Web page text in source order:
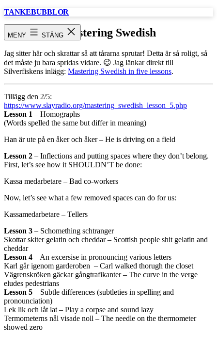
Hoppa
TANKEBUBBLOR
MENY STÄNGMastering Swedish
Jag sitter här och skrattar så att tårarna sprutar! Detta är så roligt, så
det måste ju bara spridas vidare. 😉 Jag länkar direkt till
Silverfiskens inlägg: Mastering Swedish in five lessons.
Tillägg den 2/5:
https://www.slayradio.org/mastering_swedish_lesson_5.php
Lesson 1 – Homographs
(Words spelled the same but differ in meaning)
Han är ute på en åker och åker – He is driving on a field
Lesson 2 – Inflections and putting spaces where they don’t belong.
First, let’s see how it SHOULDN’T be done:
Kassa medarbetare – Bad co-workers
Now, let’s see what a few removed spaces can do for us:
Kassamedarbetare – Tellers
Lesson 3 – Schomething schtranger
Skottar skiter gelatin och cheddar – Scottish people shit gelatin and
cheddar
Lesson 4 – An excersise in pronouncing various letters
Karl går igenom garderoben – Carl walked thorugh the closet
Vägrenskröken gäckar gångtrafikanter – The curve in the verge
eludes pedestrians
Lesson 5 – Subtle differences (subtleties in spelling and
pronounciation)
Lek lik och låt lat – Play a corpse and sound lazy
Termometerns nål visade noll – The needle on the thermometer
showed zero